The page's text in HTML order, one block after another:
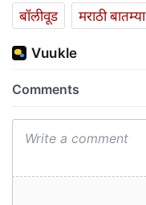
बॉलीवूड
मराठी बातम्या